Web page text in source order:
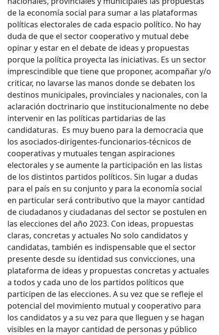
de la economía social para sumar a las plataformas
políticas electorales de cada espacio político. No hay
duda de que el sector cooperativo y mutual debe
opinar y estar en el debate de ideas y propuestas
porque la política proyecta las iniciativas. Es un sector
imprescindible que tiene que proponer, acompañar y/o
criticar, no lavarse las manos donde se debaten los
destinos municipales, provinciales y nacionales, con la
aclaración doctrinario que institucionalmente no debe
intervenir en las políticas partidarias de las
candidaturas. Es muy bueno para la democracia que
los asociados-dirigentes-funcionarios-técnicos de
cooperativas y mutuales tengan aspiraciones
electorales y se aumente la participación en las listas
de los distintos partidos políticos. Sin lugar a dudas
para el país en su conjunto y para la economía social
en particular será contributivo que la mayor cantidad
de ciudadanos y ciudadanas del sector se postulen en
las elecciones del año 2023. Con ideas, propuestas
claras, concretas y actuales No solo candidatos y
candidatas, también es indispensable que el sector
presente desde su identidad sus convicciones, una
plataforma de ideas y propuestas concretas y actuales
a todos y cada uno de los partidos políticos que
participen de las elecciones. A su vez que se refleje el
potencial del movimiento mutual y cooperativo para
los candidatos y a su vez para que lleguen y se hagan
visibles en la mayor cantidad de personas y público